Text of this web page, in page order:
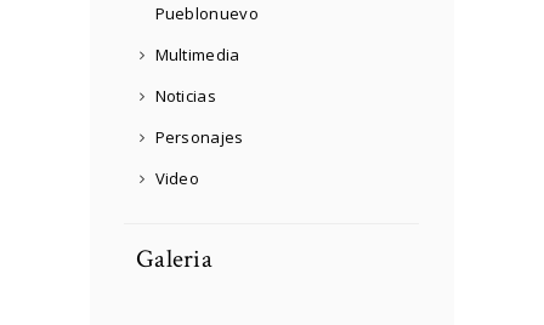
Pueblonuevo
Multimedia
Noticias
Personajes
Video
Galeria